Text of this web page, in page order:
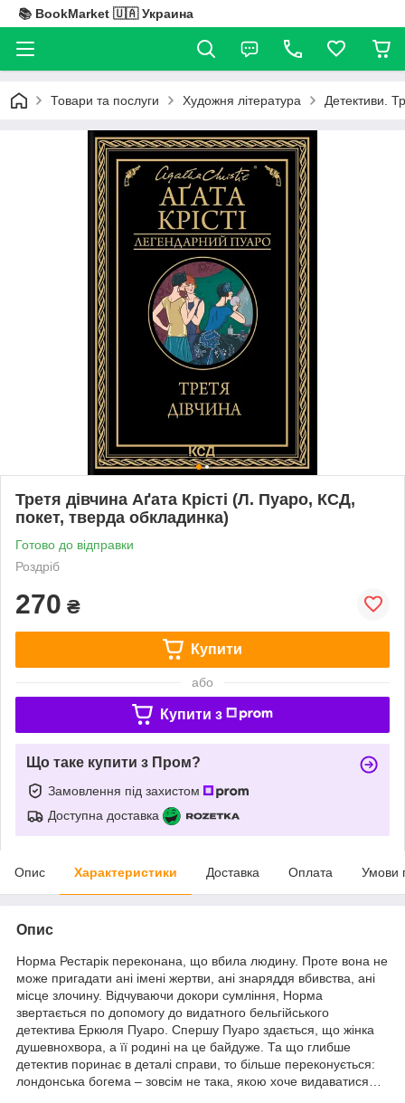
📚 BookMarket 🇺🇦 Украина
Товари та послуги Художня література Детективи.
Третя дівчина Аґата Крісті (Л. Пуаро, КСД,
покет, тверда обкладинка)
Готово до відправки
Роздріб
270 ₴
Купити
або
Купити з
Що таке купити з Пром?
Замовлення під захистом
Доступна доставка
Опис Характеристики Доставка Оплата Умови
Опис
Норма Рестарік переконана, що вбила людину. Проте вона не
може пригадати ані імені жертви, ані знаряддя вбивства, ані
місце злочину. Відчуваючи докори сумління, Норма
звертається по допомогу до видатного бельгійського
детектива Еркюля Пуаро. Спершу Пуаро здається, що жінка
душевнохвора, а її родині на це байдуже. Та що глибше
детектив поринає в деталі справи, то більше переконується:
лондонська богема – зовсім не така, якою хоче видаватися…